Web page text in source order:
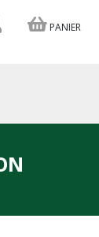
PANIER